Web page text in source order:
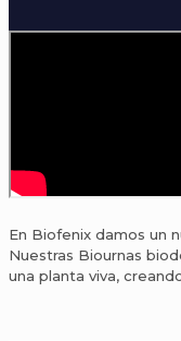
En Biofenix damos un
Nuestras Biournas
una planta viva,